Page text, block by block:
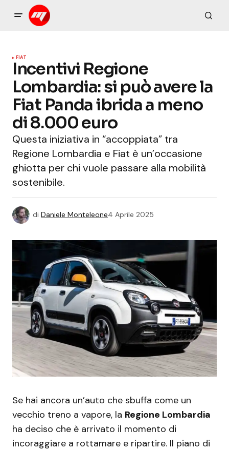
FIAT
Incentivi Regione
Lombardia: si può avere la
Fiat Panda ibrida a meno
di 8.000 euro
Questa iniziativa in “accoppiata” tra
Regione Lombardia e Fiat è un’occasione
ghiotta per chi vuole passare alla mobilità
sostenibile.
di Daniele Monteleone4 Aprile 2025
Se hai ancora un’auto che sbuffa come un
vecchio treno a vapore, la Regione Lombardia
ha deciso che è arrivato il momento di
incoraggiare a rottamare e ripartire. Il piano di